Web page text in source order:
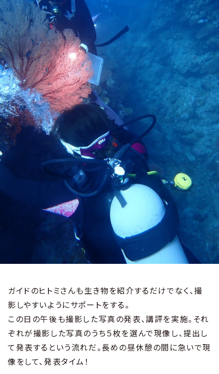
ガイドのヒトミさんも生き物を紹介するだけでなく、撮
影しやすいようにサポートをする。
この日の午後も撮影した写真の発表、講評を実施。それ
ぞれが撮影した写真のうち５枚を選んで現像し、提出し
て発表するという流れだ。長めの昼休憩の間に急いで現
像をして、発表タイム！